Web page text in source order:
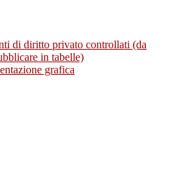
di diritto privato controllati (da
in tabelle)
grafica